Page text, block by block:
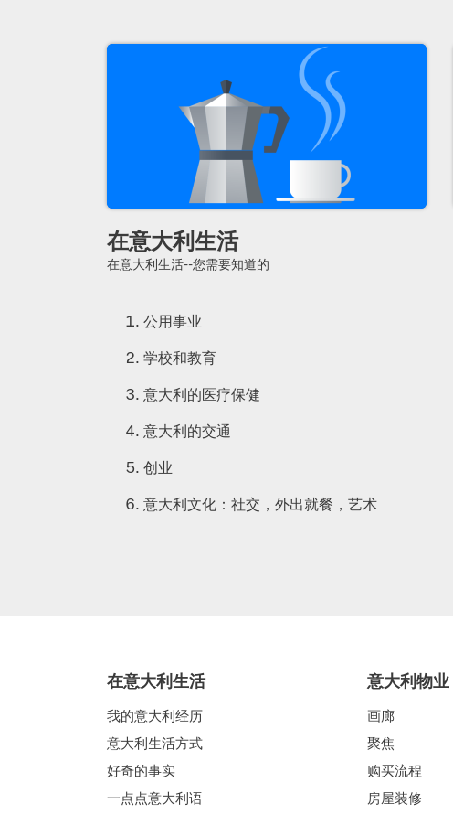
在意大利生活
在意大利生活--您需要知道的
公用事业
学校和教育
意大利的医疗保健
意大利的交通
创业
意大利文化：社交，外出就餐，艺术
在意大利生活
我的意大利经历
意大利生活方式
好奇的事实
一点点意大利语
意大利物业
画廊
聚焦
购买流程
房屋装修